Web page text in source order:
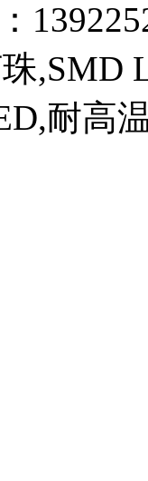
,SMD
耐